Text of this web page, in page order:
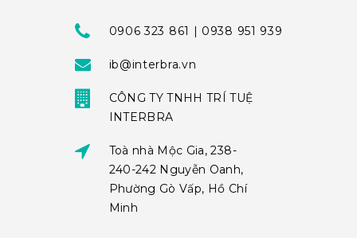
0906 323 861 | 0938 951 939
ib@interbra.vn
CÔNG TY TNHH TRÍ TUỆ
INTERBRA
Toà nhà Mộc Gia, 238-
240-242 Nguyễn Oanh,
Phường Gò Vấp, Hồ Chí
Minh